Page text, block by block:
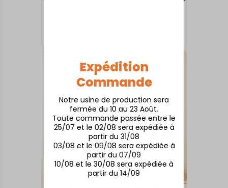
Expédition
Commande
Notre usine de production sera
fermée du 10 au 23 Août.
Toute commande passée entre le
25/07 et le 02/08 sera expédiée à
partir du 31/08
03/08 et le 09/08 sera expédiée à
partir du 07/09
10/08 et le 30/08 sera expédiée à
partir du 14/09